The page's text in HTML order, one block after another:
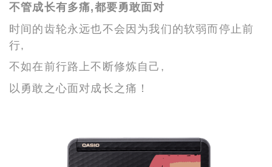
不管成长有多痛,都要勇敢面对
时间的齿轮永远也不会因为我们的软弱而停止前
行,
不如在前行路上不断修炼自己,
以勇敢之心面对成长之痛！